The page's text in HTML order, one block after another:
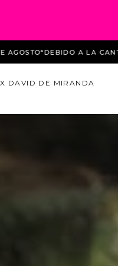
DE PEDIDOS DURANTE
DAVID DE MIRANDA